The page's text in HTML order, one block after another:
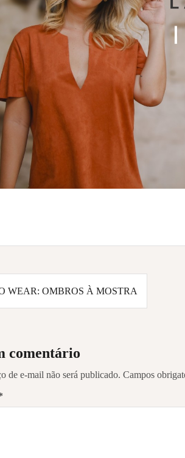
WEAR: OMBROS À MOSTRA
comentário
de e-mail não será publicado. Campos